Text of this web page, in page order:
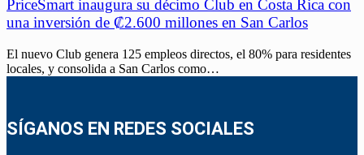
PriceSmart inaugura su décimo Club en Costa Rica con
una inversión de ₡2.600 millones en San Carlos
El nuevo Club genera 125 empleos directos, el 80% para residentes
locales, y consolida a San Carlos como…
SÍGANOS EN REDES SOCIALES